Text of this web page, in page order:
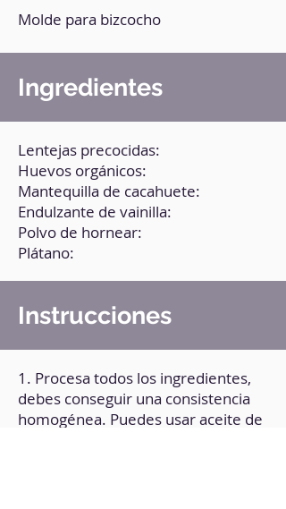
Molde para bizcocho
Ingredientes
Lentejas precocidas:
Huevos orgánicos:
Mantequilla de cacahuete:
Endulzante de vainilla:
Polvo de hornear:
Plátano:
Instrucciones
1. Procesa todos los ingredientes,
debes conseguir una consistencia
homogénea. Puedes usar aceite de